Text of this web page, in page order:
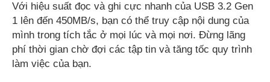
Với hiệu suất đọc và ghi cực nhanh của USB 3.2 Gen
1 lên đến 450MB/s, bạn có thể truy cập nội dung của
mình trong tích tắc ở mọi lúc và mọi nơi. Đừng lãng
phí thời gian chờ đợi các tập tin và tăng tốc quy trình
làm việc của bạn.